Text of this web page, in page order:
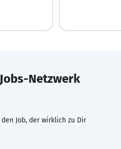
Netzwerk
Job, der wirklich zu Dir